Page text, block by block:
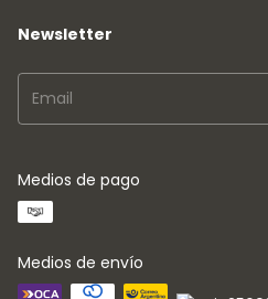
Newsletter
Medios de pago
Medios de envío